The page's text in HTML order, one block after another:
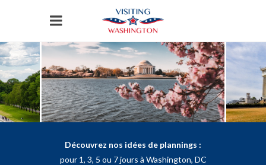
Découvrez nos idées de plannings :
pour 1, 3, 5 ou 7 jours à Washington, DC
Panneau de gestion des cookies